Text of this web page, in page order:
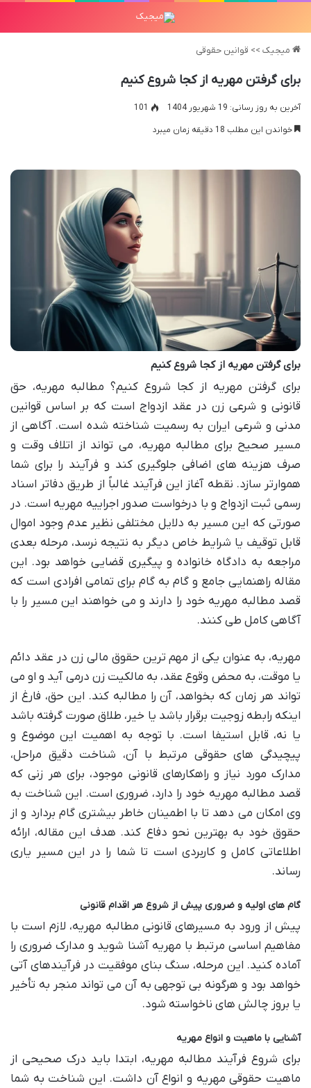
میجیک >> قوانین حقوقی
برای گرفتن مهریه از کجا شروع کنیم
آخرین به روز رسانی: 19 شهریور 1404
101
خواندن این مطلب 18 دقیقه زمان میبرد
برای گرفتن مهریه از کجا شروع کنیم
برای گرفتن مهریه از کجا شروع کنیم؟ مطالبه مهریه، حق
قانونی و شرعی زن در عقد ازدواج است که بر اساس قوانین
مدنی و شرعی ایران به رسمیت شناخته شده است. آگاهی از
مسیر صحیح برای مطالبه مهریه، می تواند از اتلاف وقت و
صرف هزینه های اضافی جلوگیری کند و فرآیند را برای شما
هموارتر سازد. نقطه آغاز این فرآیند غالباً از طریق دفاتر اسناد
رسمی ثبت ازدواج و با درخواست صدور اجراییه مهریه است. در
صورتی که این مسیر به دلایل مختلفی نظیر عدم وجود اموال
قابل توقیف یا شرایط خاص دیگر به نتیجه نرسد، مرحله بعدی
مراجعه به دادگاه خانواده و پیگیری قضایی خواهد بود. این
مقاله راهنمایی جامع و گام به گام برای تمامی افرادی است که
قصد مطالبه مهریه خود را دارند و می خواهند این مسیر را با
آگاهی کامل طی کنند.
مهریه، به عنوان یکی از مهم ترین حقوق مالی زن در عقد دائم
یا موقت، به محض وقوع عقد، به مالکیت زن درمی آید و او می
تواند هر زمان که بخواهد، آن را مطالبه کند. این حق، فارغ از
اینکه رابطه زوجیت برقرار باشد یا خیر، طلاق صورت گرفته باشد
یا نه، قابل استیفا است. با توجه به اهمیت این موضوع و
پیچیدگی های حقوقی مرتبط با آن، شناخت دقیق مراحل،
مدارک مورد نیاز و راهکارهای قانونی موجود، برای هر زنی که
قصد مطالبه مهریه خود را دارد، ضروری است. این شناخت به
وی امکان می دهد تا با اطمینان خاطر بیشتری گام بردارد و از
حقوق خود به بهترین نحو دفاع کند. هدف این مقاله، ارائه
اطلاعاتی کامل و کاربردی است تا شما را در این مسیر یاری
رساند.
گام های اولیه و ضروری پیش از شروع هر اقدام قانونی
پیش از ورود به مسیرهای قانونی مطالبه مهریه، لازم است با
مفاهیم اساسی مرتبط با مهریه آشنا شوید و مدارک ضروری را
آماده کنید. این مرحله، سنگ بنای موفقیت در فرآیندهای آتی
خواهد بود و هرگونه بی توجهی به آن می تواند منجر به تأخیر
یا بروز چالش های ناخواسته شود.
آشنایی با ماهیت و انواع مهریه
برای شروع فرآیند مطالبه مهریه، ابتدا باید درک صحیحی از
ماهیت حقوقی مهریه و انواع آن داشت. این شناخت به شما